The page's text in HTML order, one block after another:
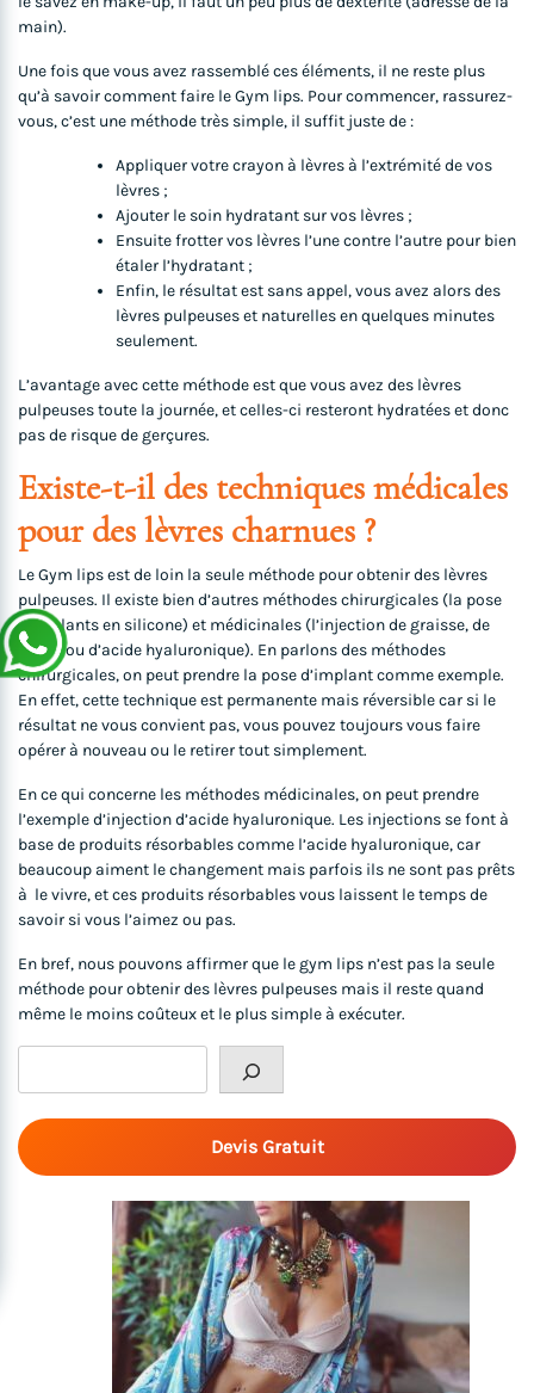
main).
Une fois que vous avez rassemblé ces éléments, il ne reste plus
qu’à savoir comment faire le Gym lips. Pour commencer, rassurez-
vous, c’est une méthode très simple, il suffit juste de :
Appliquer votre crayon à lèvres à l’extrémité de vos
lèvres ;
Ajouter le soin hydratant sur vos lèvres ;
Ensuite frotter vos lèvres l’une contre l’autre pour bien
étaler l’hydratant ;
Enfin, le résultat est sans appel, vous avez alors des
lèvres pulpeuses et naturelles en quelques minutes
seulement.
L’avantage avec cette méthode est que vous avez des lèvres
pulpeuses toute la journée, et celles-ci resteront hydratées et donc
pas de risque de gerçures.
Existe-t-il des techniques médicales
pour des lèvres charnues ?
Le Gym lips est de loin la seule méthode pour obtenir des lèvres
pulpeuses. Il existe bien d’autres méthodes chirurgicales (la pose
d’implants en silicone) et médicinales (l’injection de graisse, de
Botox ou d’acide hyaluronique). En parlons des méthodes
chirurgicales, on peut prendre la pose d’implant comme exemple.
En effet, cette technique est permanente mais réversible car si le
résultat ne vous convient pas, vous pouvez toujours vous faire
opérer à nouveau ou le retirer tout simplement.
En ce qui concerne les méthodes médicinales, on peut prendre
l’exemple d’injection d’acide hyaluronique. Les injections se font à
base de produits résorbables comme l’acide hyaluronique, car
beaucoup aiment le changement mais parfois ils ne sont pas prêts
à le vivre, et ces produits résorbables vous laissent le temps de
savoir si vous l’aimez ou pas.
En bref, nous pouvons affirmer que le gym lips n’est pas la seule
méthode pour obtenir des lèvres pulpeuses mais il reste quand
même le moins coûteux et le plus simple à exécuter.
Devis Gratuit